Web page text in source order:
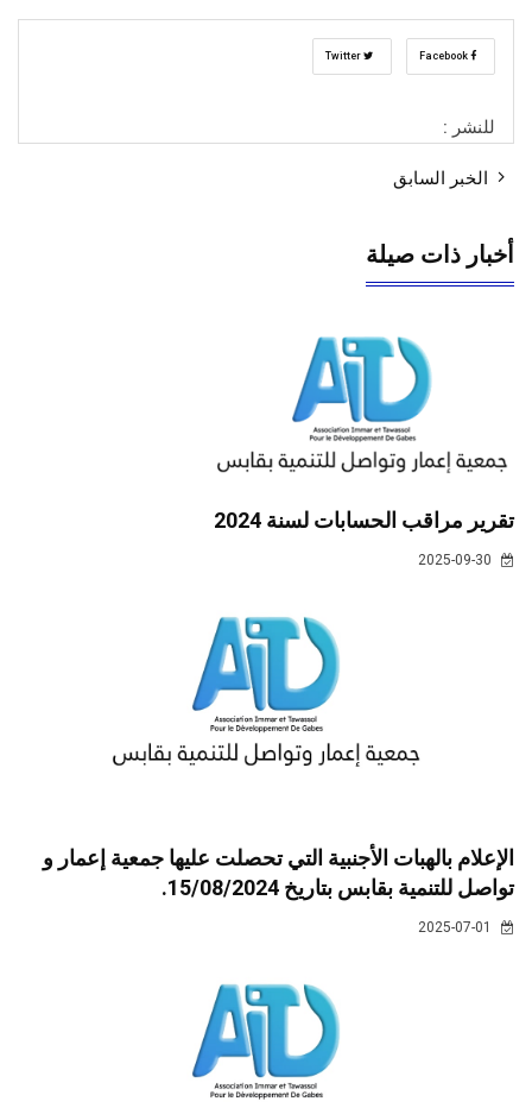
للنشر :
الخبر السابق
أخبار ذات صيلة
تقرير مراقب الحسابات لسنة 2024
الإعلام بالهبات الأجنبية التي تحصلت عليها جمعية إعمار و
تواصل للتنمية بقابس بتاريخ 15/08/2024.